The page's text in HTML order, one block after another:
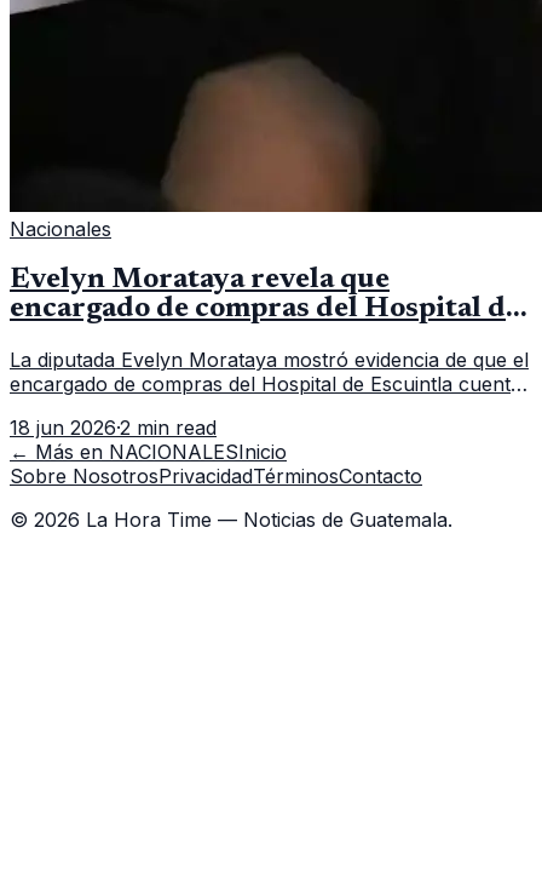
Nacionales
Evelyn Morataya revela que
encargado de compras del Hospital de
La diputada Evelyn Morataya mostró evidencia de que el
encargado de compras del Hospital de Escuintla cuenta
capacitación en la capital.
18 jun 2026·2 min read
← Más en NACIONALESInicio
Sobre NosotrosPrivacidadTérminosContacto
© 2026 La Hora Time — Noticias de Guatemala.